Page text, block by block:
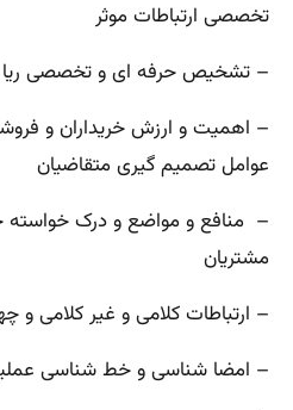
تخصصی ارتباطات موثر
– تشخیص حرفه ای و تخصصی ریا
– اهمیت و ارزش خریداران و
عوامل تصمیم گیری متقاضیان
– منافع و مواضع و درک خواسته
مشتریان
– ارتباطات کلامی و غیر کلامی و
– امضا شناسی و خط شناسی